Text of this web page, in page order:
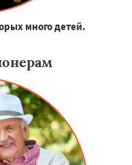
много детей.